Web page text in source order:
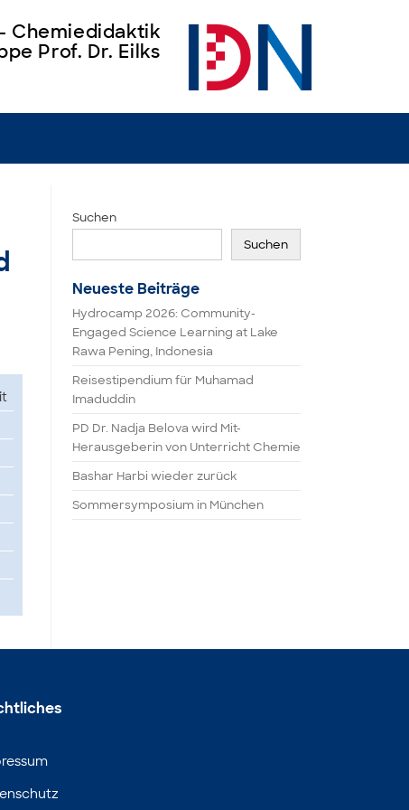
Chemiedidaktik
Prof. Dr. Eilks
Suchen
Suchen
Neueste Beiträge
Hydrocamp 2026: Community-
Engaged Science Learning at Lake
Rawa Pening, Indonesia
Reisestipendium für Muhamad
Imaduddin
PD Dr. Nadja Belova wird Mit-
Herausgeberin von Unterricht Chemie
Bashar Harbi wieder zurück
Sommersymposium in München